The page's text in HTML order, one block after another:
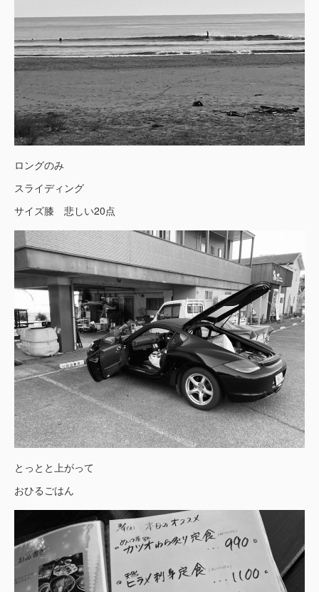
ロングのみ
スライディング
サイズ膝 悲しい20点
とっとと上がって
おひるごはん